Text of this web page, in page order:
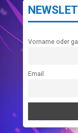
Vorname oder
Email